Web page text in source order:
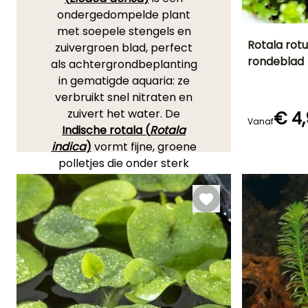
ondergedompelde plant
met soepele stengels en
zuivergroen blad, perfect
als achtergrondbeplanting
in gematigde aquaria: ze
verbruikt snel nitraten en
zuivert het water. De
Indische rotala (Rotala
indica) vormt fijne, groene
polletjes die onder sterk
licht rood kleuren; plant
haar bij voorkeur in
groepjes vooraan of in het
midden van het aquarium.
De krachtigeRotala
rotundifolia‘Green’
produceert mooi groen,
zeer licht blad dat snel de
Rotala
rondeblad
Vanaf€